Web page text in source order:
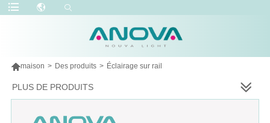
maison > Des produits > Éclairage sur rail
PLUS DE PRODUITS